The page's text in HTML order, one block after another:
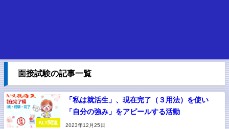
面接試験の記事一覧
ALT関連
「私は就活生」、現在完了（３用法）を使い
「自分の強み」をアピールする活動
2023年12月25日